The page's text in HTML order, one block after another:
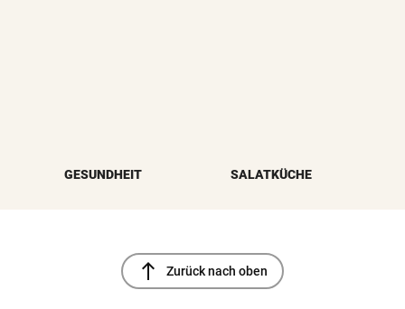
GESUNDHEIT SALATKÜCHE
north Zurück nach oben